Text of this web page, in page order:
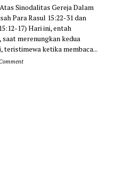
Sinodalitas Gereja Dalam
Para Rasul 15:22-31 dan
17) Hari ini, entah
saat merenungkan kedua
teristimewa ketika membaca...